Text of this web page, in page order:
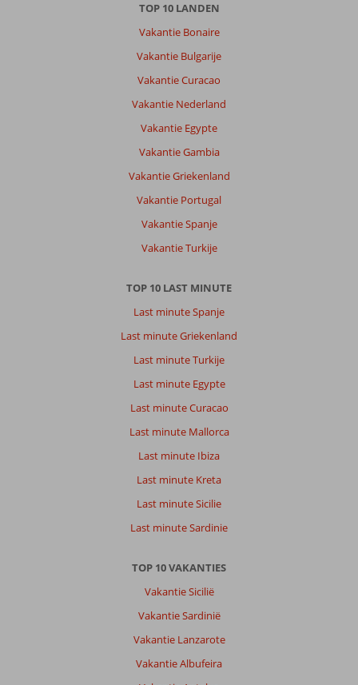
TOP 10 LANDEN
Vakantie Bonaire
Vakantie Bulgarije
Vakantie Curacao
Vakantie Nederland
Vakantie Egypte
Vakantie Gambia
Vakantie Griekenland
Vakantie Portugal
Vakantie Spanje
Vakantie Turkije
TOP 10 LAST MINUTE
Last minute Spanje
Last minute Griekenland
Last minute Turkije
Last minute Egypte
Last minute Curacao
Last minute Mallorca
Last minute Ibiza
Last minute Kreta
Last minute Sicilie
Last minute Sardinie
TOP 10 VAKANTIES
Vakantie Sicilië
Vakantie Sardinië
Vakantie Lanzarote
Vakantie Albufeira